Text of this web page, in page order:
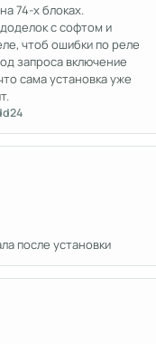
74-х блоках.
с софтом и
чтоб ошибки по реле
запроса включение
сама установка уже
после установки